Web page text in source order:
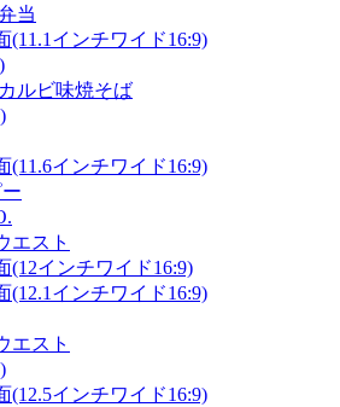
当
(11.1インチワイド16:9)
ルビ味焼そば
(11.6インチワイド16:9)
エスト
(12インチワイド16:9)
(12.1インチワイド16:9)
エスト
(12.5インチワイド16:9)